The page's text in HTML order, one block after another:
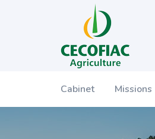
Cabinet Missions